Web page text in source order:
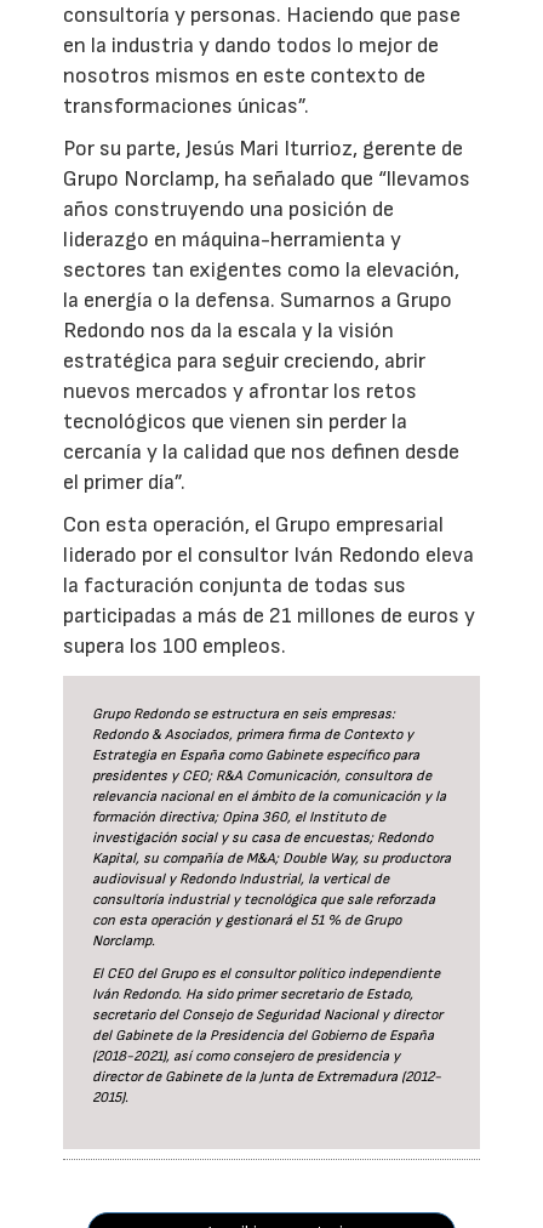
consultoría y personas. Haciendo que pase
en la industria y dando todos lo mejor de
nosotros mismos en este contexto de
transformaciones únicas”.
Por su parte, Jesús Mari Iturrioz, gerente de
Grupo Norclamp, ha señalado que “llevamos
años construyendo una posición de
liderazgo en máquina-herramienta y
sectores tan exigentes como la elevación,
la energía o la defensa. Sumarnos a Grupo
Redondo nos da la escala y la visión
estratégica para seguir creciendo, abrir
nuevos mercados y afrontar los retos
tecnológicos que vienen sin perder la
cercanía y la calidad que nos definen desde
el primer día”.
Con esta operación, el Grupo empresarial
liderado por el consultor Iván Redondo eleva
la facturación conjunta de todas sus
participadas a más de 21 millones de euros y
supera los 100 empleos.
Grupo Redondo se estructura en seis empresas:
Redondo & Asociados, primera firma de Contexto y
Estrategia en España como Gabinete específico para
presidentes y CEO; R&A Comunicación, consultora de
relevancia nacional en el ámbito de la comunicación y la
formación directiva; Opina 360, el Instituto de
investigación social y su casa de encuestas; Redondo
Kapital, su compañía de M&A; Double Way, su productora
audiovisual y Redondo Industrial, la vertical de
consultoría industrial y tecnológica que sale reforzada
con esta operación y gestionará el 51 % de Grupo
Norclamp.
El CEO del Grupo es el consultor político independiente
Iván Redondo. Ha sido primer secretario de Estado,
secretario del Consejo de Seguridad Nacional y director
del Gabinete de la Presidencia del Gobierno de España
(2018-2021), así como consejero de presidencia y
director de Gabinete de la Junta de Extremadura (2012-
2015).